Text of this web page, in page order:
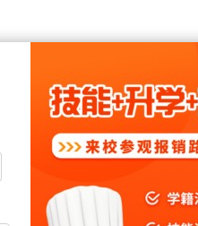
行动以及改革完善职业学校